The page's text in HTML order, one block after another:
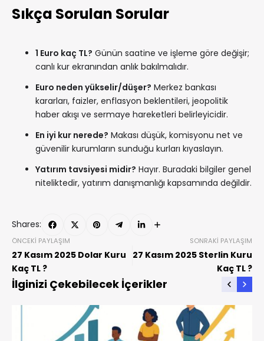
Sıkça Sorulan Sorular
1 Euro kaç TL? Günün saatine ve işleme göre değişir;
canlı kur ekranından anlık bakılmalıdır.
Euro neden yükselir/düşer? Merkez bankası
kararları, faizler, enflasyon beklentileri, jeopolitik
haber akışı ve sermaye hareketleri belirleyicidir.
En iyi kur nerede? Makası düşük, komisyonu net ve
güvenilir kurumların sunduğu kurları kıyaslayın.
Yatırım tavsiyesi midir? Hayır. Buradaki bilgiler genel
niteliktedir, yatırım danışmanlığı kapsamında değildir.
Shares:
ÖNCEKI PAYLAŞIM
27 Kasım 2025 Dolar Kuru
Kaç TL ?
SONRAKI PAYLAŞIM
27 Kasım 2025 Sterlin Kuru
Kaç TL ?
İlginizi Çekebilecek İçerikler